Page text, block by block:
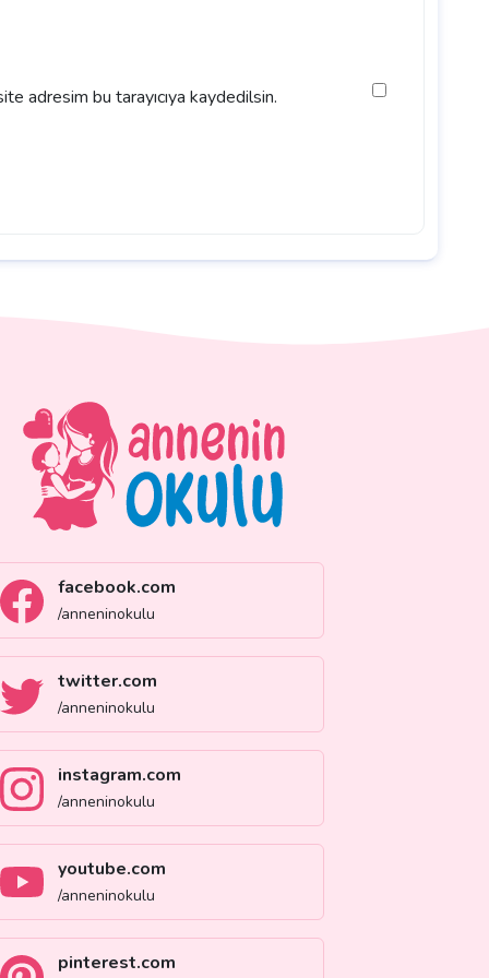
adresim bu tarayıcıya kaydedilsin.
facebook.com
/anneninokulu
twitter.com
/anneninokulu
instagram.com
/anneninokulu
youtube.com
/anneninokulu
pinterest.com